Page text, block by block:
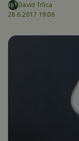
David Trlica
28.6.2017 19:06